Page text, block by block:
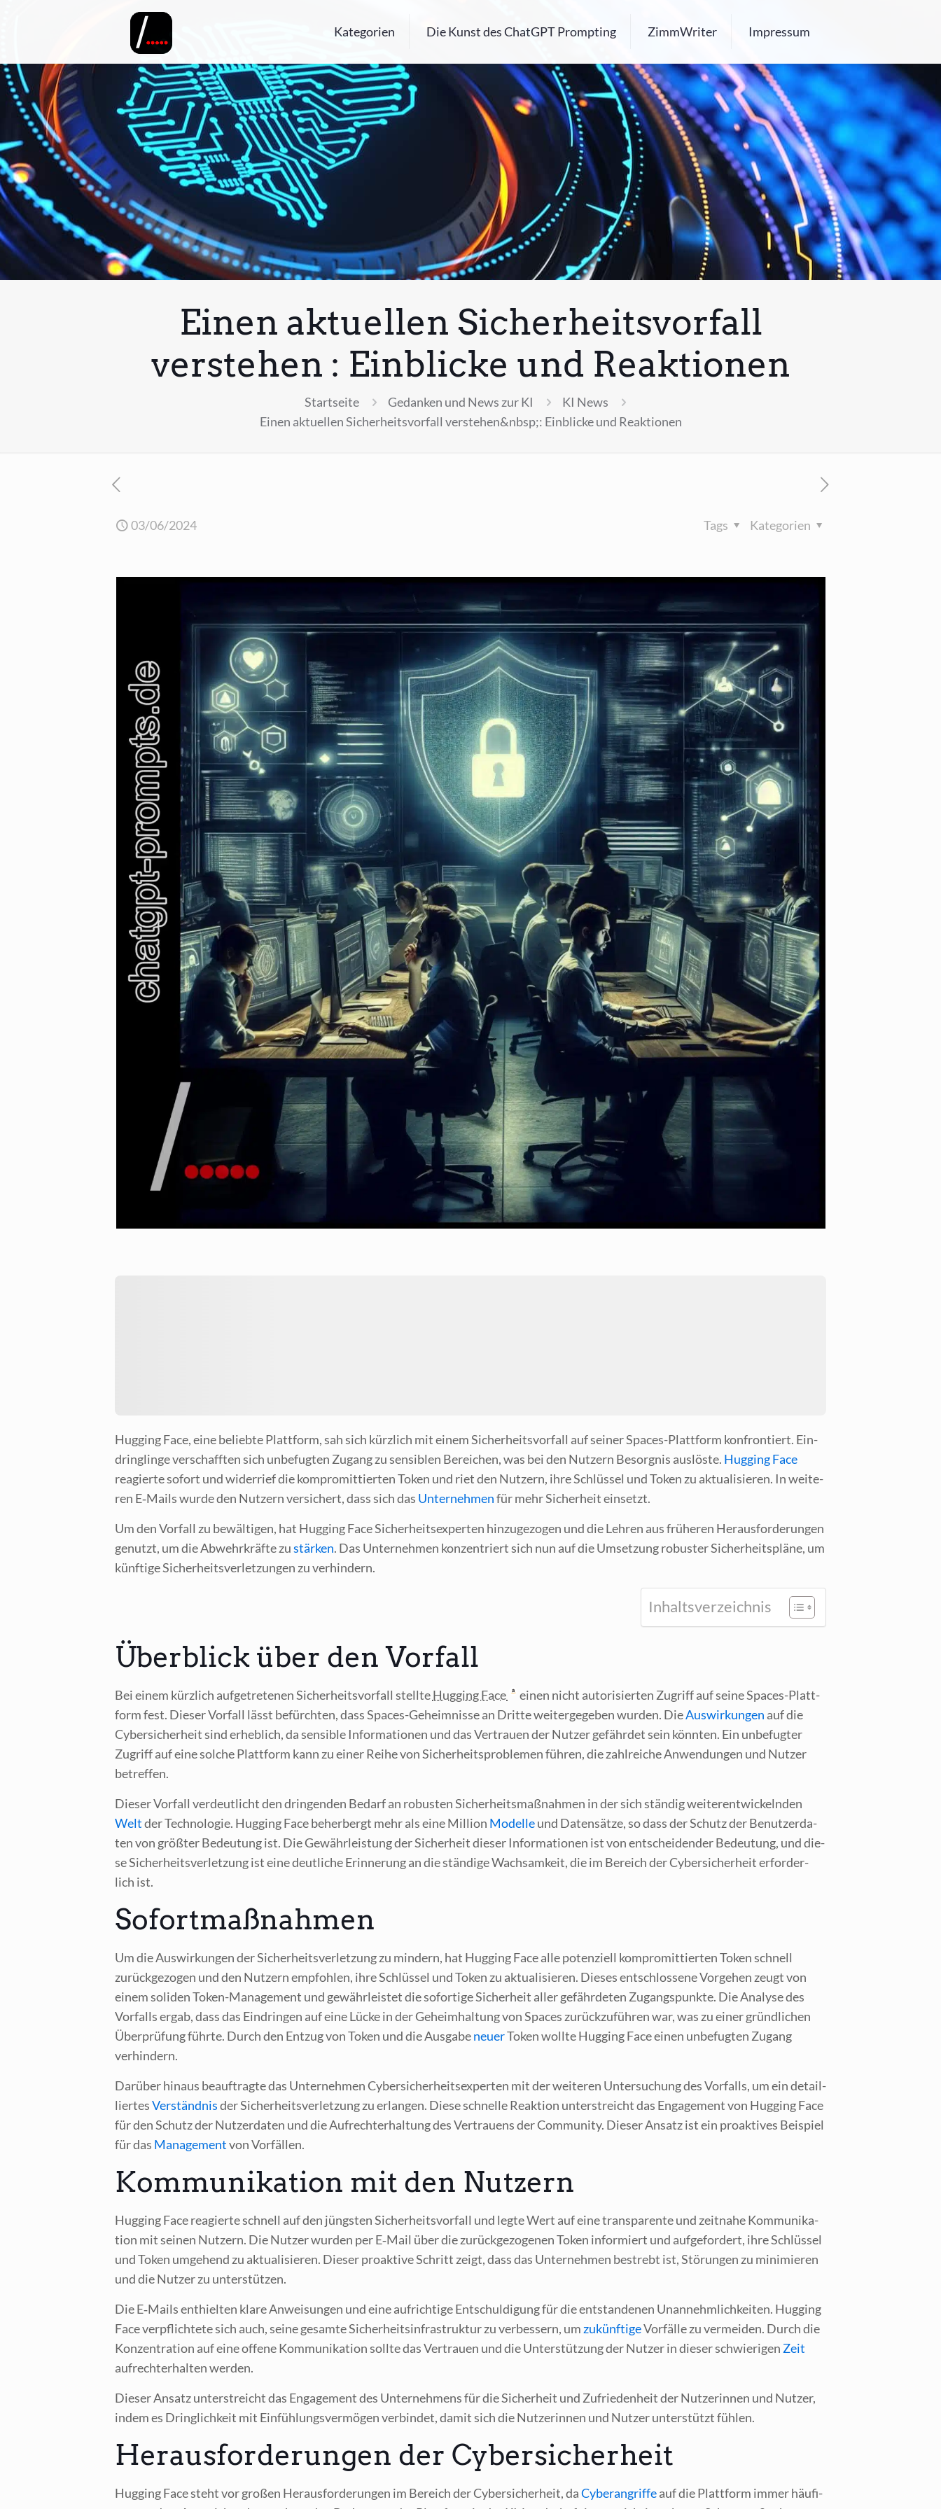
Kategorien Die Kunst des ChatGPT Prompting ZimmWriter Impressum
Einen aktuellen Sicherheitsvorfall
verstehen : Einblicke und Reaktionen
Startseite Gedanken und News zur KI
KI News
Einen aktuellen Sicherheitsvorfall verstehen&nbsp;: Einblicke und Reaktionen
03/06/2024 Kategorien
Tags
Hug­ging Face, eine belieb­te Platt­form, sah sich kürz­lich mit einem Sicher­heits­vor­fall auf sei­ner Spaces-Platt­form kon­fron­tiert. Ein­
dring­lin­ge ver­schaff­ten sich unbe­fug­ten Zugang zu sen­si­blen Berei­chen, was bei den Nut­zern Besorg­nis aus­lös­te. Hug­ging Face
reagier­te sofort und wider­rief die kom­pro­mit­tier­ten Token und riet den Nut­zern, ihre Schlüs­sel und Token zu aktua­li­sie­ren. In wei­te­
ren E‑Mails wur­de den Nut­zern ver­si­chert, dass sich das Unter­neh­menfür mehr Sicher­heit einsetzt.
Um den Vor­fall zu bewäl­ti­gen, hat Hug­ging Face Sicher­heits­exper­ten hin­zu­ge­zo­gen und die Leh­ren aus frü­he­ren Her­aus­for­de­run­gen
genutzt, um die Abwehr­kräf­te zustär­ken. Das Unter­neh­men kon­zen­triert sich nun auf die Umset­zung robus­ter Sicher­heits­plä­ne, um
künf­ti­ge Sicher­heits­ver­let­zun­gen zu verhindern.
Inhalts­ver­zeich­nis
Überblick über den Vorfall
Bei einem kürz­lich auf­ge­tre­te­nen Sicher­heits­vor­fall stell­teHug­ging Face
einen nicht auto­ri­sier­ten Zugriff auf sei­ne Spaces-Platt­
form fest. Die­ser Vor­fall lässt befürch­ten, dass Spaces-Geheim­nis­se an Drit­te wei­ter­ge­ge­ben wur­den. DieAus­wir­kun­gen auf die
Cyber­si­cher­heit sind erheb­lich, da sen­si­ble Infor­ma­tio­nen und das Ver­trau­en der Nut­zer gefähr­det sein könn­ten. Ein unbe­fug­ter
Zugriff auf eine sol­che Platt­form kann zu einer Rei­he von Sicher­heits­pro­ble­men füh­ren, die zahl­rei­che Anwen­dun­gen und Nut­zer
betreffen.
Die­ser Vor­fall ver­deut­licht den drin­gen­den Bedarf an robus­ten Sicher­heits­maß­nah­men in der sich stän­dig wei­ter­ent­wi­ckeln­den
Weltder Tech­no­lo­gie. Hug­ging Face beher­bergt mehr als eine Mil­li­on Model­leund Daten­sät­ze, so dass der Schutz der Benut­zer­da­
ten von größ­ter Bedeu­tung ist. Die Gewähr­leis­tung der Sicher­heit die­ser Infor­ma­tio­nen ist von ent­schei­den­der Bedeu­tung, und die­
se Sicher­heits­ver­let­zung ist eine deut­li­che Erin­ne­rung an die stän­di­ge Wach­sam­keit, die im Bereich der Cyber­si­cher­heit erfor­der­
lich ist.
Sofortmaßnahmen
Um die Aus­wir­kun­gen der Sicher­heits­ver­let­zung zu min­dern, hat Hug­ging Face alle poten­zi­ell kom­pro­mit­tier­ten Token schnell
zurück­ge­zo­gen und den Nut­zern emp­foh­len, ihre Schlüs­sel und Token zu aktua­li­sie­ren. Die­ses ent­schlos­se­ne Vor­ge­hen zeugt von
einem soli­den Token-Manage­ment und gewähr­leis­tet die sofor­ti­ge Sicher­heit aller gefähr­de­ten Zugangs­punk­te. Die Ana­ly­se des
Vor­falls ergab, dass das Ein­drin­gen auf eine Lücke in der Geheim­hal­tung von Spaces zurück­zu­füh­ren war, was zu einer gründ­li­chen
Über­prü­fung führ­te. Durch den Ent­zug von Token und die Aus­ga­beneu­erToken woll­te Hug­ging Face einen unbe­fug­ten Zugang
verhindern.
Dar­über hin­aus beauf­trag­te das Unter­neh­men Cyber­si­cher­heits­exper­ten mit der wei­te­ren Unter­su­chung des Vor­falls, um ein detail­
lier­tesVer­ständ­nisder Sicher­heits­ver­let­zung zu erlan­gen. Die­se schnel­le Reak­ti­on unter­streicht das Enga­ge­ment von Hug­ging Face
für den Schutz der Nut­zer­da­ten und die Auf­recht­erhal­tung des Ver­trau­ens der Com­mu­ni­ty. Die­ser Ansatz ist ein pro­ak­ti­ves Bei­spiel
für das Manage­mentvon Vorfällen.
Kommunikation mit den Nutzern
Hug­ging Face reagier­te schnell auf den jüngs­ten Sicher­heits­vor­fall und leg­te Wert auf eine trans­pa­ren­te und zeit­na­he Kom­mu­ni­ka­
ti­on mit sei­nen Nut­zern. Die Nut­zer wur­den per E‑Mail über die zurück­ge­zo­ge­nen Token infor­miert und auf­ge­for­dert, ihre Schlüs­sel
und Token umge­hend zu aktua­li­sie­ren. Die­ser pro­ak­ti­ve Schritt zeigt, dass das Unter­neh­men bestrebt ist, Stö­run­gen zu mini­mie­ren
und die Nut­zer zu unterstützen.
Die E‑Mails ent­hiel­ten kla­re Anwei­sun­gen und eine auf­rich­ti­ge Ent­schul­di­gung für die ent­stan­de­nen Unan­nehm­lich­kei­ten. Hug­ging
Face ver­pflich­te­te sich auch, sei­ne gesam­te Sicher­heits­in­fra­struk­tur zu ver­bes­sern, umzukünf­ti­geVor­fäl­le zu ver­mei­den. Durch die
Kon­zen­tra­ti­on auf eine offe­ne Kom­mu­ni­ka­ti­on soll­te das Ver­trau­en und die Unter­stüt­zung der Nut­zer in die­ser schwie­ri­gen Zeit
auf­recht­erhal­ten werden.
Die­ser Ansatz unter­streicht das Enga­ge­ment des Unter­neh­mens für die Sicher­heit und Zufrie­den­heit der Nut­ze­rin­nen und Nut­zer,
indem es Dring­lich­keit mit Ein­füh­lungs­ver­mö­gen ver­bin­det, damit sich die Nut­ze­rin­nen und Nut­zer unter­stützt fühlen.
Herausforderungen der Cybersicherheit
Hug­ging Face steht vor gro­ßen Her­aus­for­de­run­gen im Bereich der Cyber­si­cher­heit, daCyber­an­grif­feauf die Platt­form immer häu­fi­